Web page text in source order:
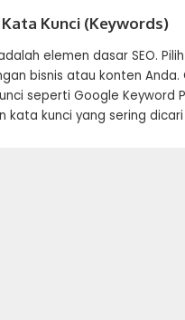
Kata Kunci (Keywords)
elemen dasar SEO.
bisnis atau konten
seperti Google Keyword
kata kunci yang sering